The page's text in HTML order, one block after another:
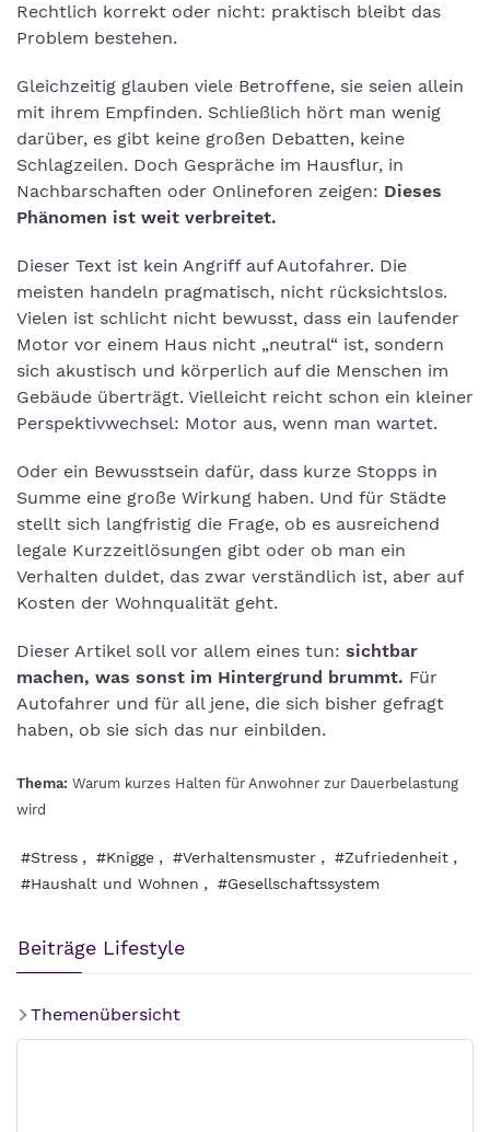
Rechtlich korrekt oder nicht: praktisch bleibt das
Problem bestehen.
Gleichzeitig glauben viele Betroffene, sie seien allein
mit ihrem Empfinden. Schließlich hört man wenig
darüber, es gibt keine großen Debatten, keine
Schlagzeilen. Doch Gespräche im Hausflur, in
Nachbarschaften oder Onlineforen zeigen: Dieses
Phänomen ist weit verbreitet.
Dieser Text ist kein Angriff auf Autofahrer. Die
meisten handeln pragmatisch, nicht rücksichtslos.
Vielen ist schlicht nicht bewusst, dass ein laufender
Motor vor einem Haus nicht „neutral“ ist, sondern
sich akustisch und körperlich auf die Menschen im
Gebäude überträgt. Vielleicht reicht schon ein kleiner
Perspektivwechsel: Motor aus, wenn man wartet.
Oder ein Bewusstsein dafür, dass kurze Stopps in
Summe eine große Wirkung haben. Und für Städte
stellt sich langfristig die Frage, ob es ausreichend
legale Kurzzeitlösungen gibt oder ob man ein
Verhalten duldet, das zwar verständlich ist, aber auf
Kosten der Wohnqualität geht.
Dieser Artikel soll vor allem eines tun: sichtbar
machen, was sonst im Hintergrund brummt. Für
Autofahrer und für all jene, die sich bisher gefragt
haben, ob sie sich das nur einbilden.
Thema: Warum kurzes Halten für Anwohner zur Dauerbelastung
wird
#Stress , #Knigge , #Verhaltensmuster , #Zufriedenheit ,
#Haushalt und Wohnen , #Gesellschaftssystem
Beiträge Lifestyle
Themenübersicht